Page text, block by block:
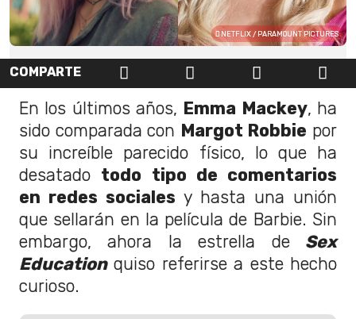
NETFLIX / PARAMOUNT PICTURES
COMPARTE
En los últimos años, Emma Mackey, ha
sido comparada con Margot Robbie por
su increíble parecido físico, lo que ha
desatado todo tipo de comentarios
en redes sociales y hasta una unión
que sellarán en la película de Barbie. Sin
embargo, ahora la estrella deSex
Educationquiso referirse a este hecho
curioso.